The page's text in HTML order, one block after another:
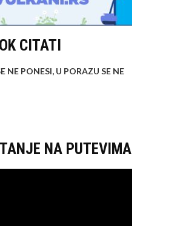
CITATI
NE PONESI, U PORAZU SE NE
NA PUTEVIMA